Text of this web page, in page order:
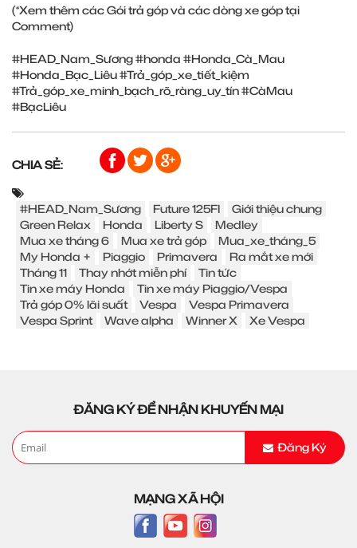
(*Xem thêm các Gói trả góp và các dòng xe góp tại
Comment)
#HEAD_Nam_Sương#honda #Honda_Cà_Mau
#Honda_Bạc_Liêu#Trả_góp_xe_tiết_kiệm
#Trả_góp_xe_minh_bạch_rõ_ràng_uy_tín#CàMau
#BạcLiêu
CHIA SẺ:
#HEAD_Nam_Sương Future 125FI
Giới thiệu chung
Green Relax
Honda Liberty S
Medley
Mua xe tháng 6
Mua xe trả góp
Mua_xe_tháng_5
My Honda +
Piaggio Primavera
Ra mắt xe mới
Tháng 11
Thay nhớt miễn phí
Tin tức
Tin xe máy Honda
Tin xe máy Piaggio/Vespa
Trả góp 0% lãi suất
Vespa
Vespa Primavera
Vespa Sprint
Wave alpha Winner X Xe Vespa
ĐĂNG KÝ ĐỂ NHẬN KHUYẾN MẠI
Đăng Ký
MẠNG XÃ HỘI